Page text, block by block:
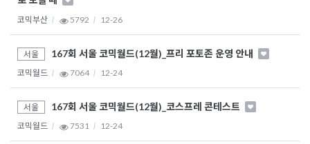
코믹부산 5792 12-26
서울 167회 서울 코믹월드(12월)_프리 포토존 운영 안내
코믹월드 7064 12-24
서울 167회 서울 코믹월드(12월)_코스프레 콘테스트
코믹월드 7531 12-24